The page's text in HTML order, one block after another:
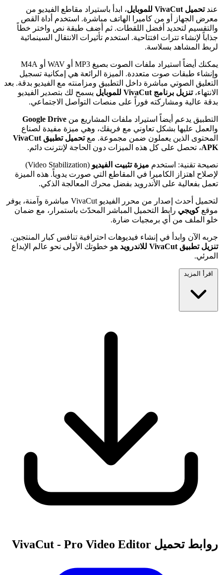
عندتحميل VivaCut للموبايل
، ابدأ باستيراد مقاطع الفيديو من
معرض الجهاز أو من كاميرا الهاتف مباشرة. استخدم أداة القص
والتقسيم لتحديد أفضل اللقطات. ثم أضف طبقة نص واختر خطاً
جذاباً لإنشاء تترات افتتاحية. استخدم تأثيرات الانتقال السينمائية
لربط المشاهد بسلاسة.
يمكنك أيضاً استيراد ملفات الصوت بصيغ MP3 أو WAV أو M4A
وإنشاء طبقات صوت متعددة. الميزة الرائعة هي إمكانية تسجيل
التعليق الصوتي مباشرة داخل التطبيق ومزامنته مع الفيديو بدقة. بعد
الانتهاء،تنزيل برنامج VivaCut للموبايل
يسمح لك بتصدير الفيديو
بدقة عالية ومشاركته فوراً على منصات التواصل الاجتماعي.
التطبيق يدعم أيضاً استيراد ملفات المشاريع من Google Drive
والعمل عليها بشكل تعاوني مع فريقك، وهي ميزة مفيدة لصناع
المحتوى الذين يعملون ضمن مجموعة. مع
تحميل تطبيق VivaCut
APK، تحصل على كل هذه الميزات دون الحاجة لإنترنت دائم.
نصيحة تقنية: استخدم ميزة تثبيت الفيديو
(Video Stabilization)
لإصلاح اهتزاز الكاميرا في المقاطع التي صورت يدوياً. هذه الميزة
تعمل بفعالية على الأندرويد بفضل محرك المعالجة الذكي.
لتحميل أحدث إصدار من محرر الفيديو VivaCut مباشرة وآمنة، يوفر
موقعكويجي رابط التحميل المباشر المحدّث باستمرار، مع ضمان
خلو الملف من أي برمجيات ضارة.
جربه الآن وابدأ في إنشاء فيديوهات احترافية تنافس كبار المنتجين.
تنزيل تطبيق VivaCut للاندرويد
هو خطوتك الأولى نحو عالم الإبداع
المرئي.
اقرأ المزيد
روابط تحميل VivaCut - Pro Video Editor